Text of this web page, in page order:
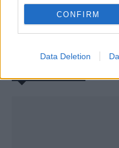
CONFIRM
Data Deletion
desportiva